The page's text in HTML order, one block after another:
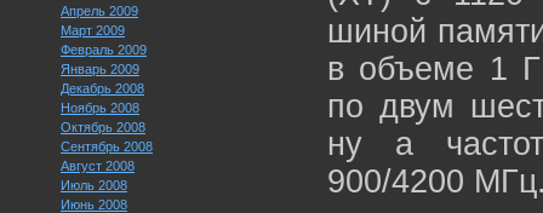
Апрель 2009
Март 2009
Февраль 2009
Январь 2009
Декабрь 2008
Ноябрь 2008
Октябрь 2008
Сентябрь 2008
Август 2008
Июль 2008
Июнь 2008
шиной
в объеме 1
по двум
ну а
900/4200